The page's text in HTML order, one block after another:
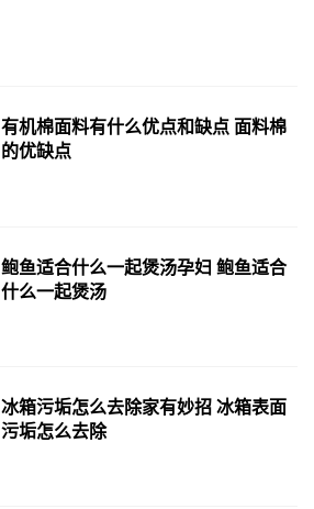
有机棉面料有什么优点和缺点 面料棉
的优缺点
鲍鱼适合什么一起煲汤孕妇 鲍鱼适合
什么一起煲汤
冰箱污垢怎么去除家有妙招 冰箱表面
污垢怎么去除